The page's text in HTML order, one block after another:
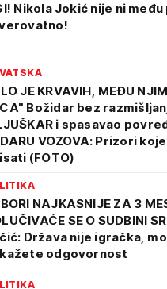
Nikola Jokić nije ni
JE KRVAVIH, MEĐU
Božidar bez
i spasavao
VOZOVA: Prizori
(FOTO)
NAJKASNIJE ZA 3
SE O SUDBINI
Država nije igračka,
odgovornost